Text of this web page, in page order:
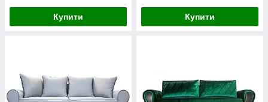
Купити Купити